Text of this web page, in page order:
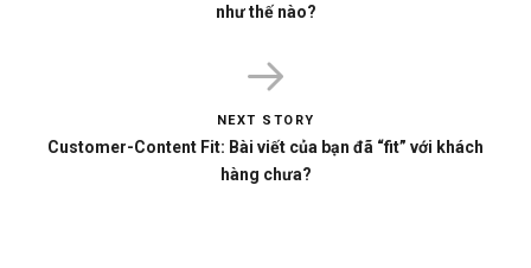
như thế nào?
NEXT STORY
Customer-Content Fit: Bài viết của bạn đã “fit” với khách
hàng chưa?